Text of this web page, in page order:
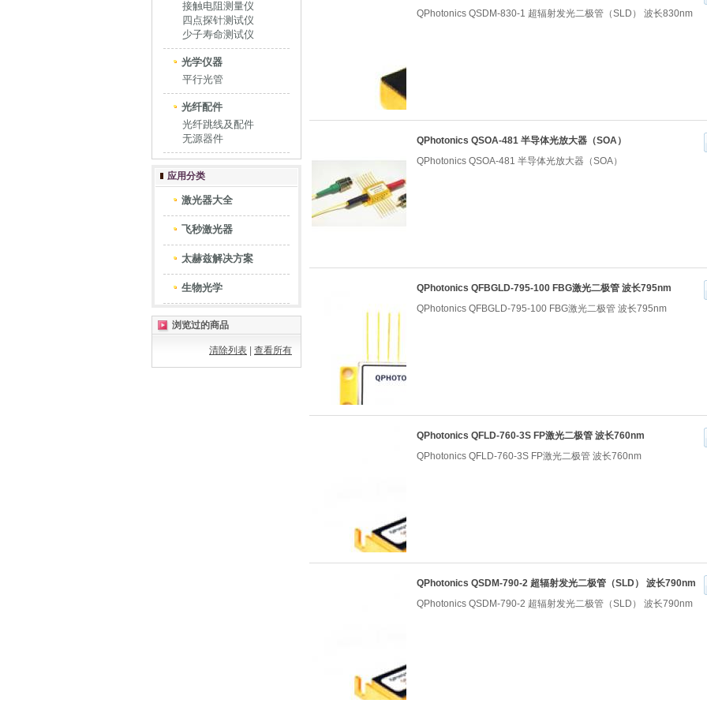
接触电阻测量仪
四点探针测试仪
少子寿命测试仪
光学仪器
平行光管
光纤配件
光纤跳线及配件
无源器件
应用分类
激光器大全
飞秒激光器
太赫兹解决方案
生物光学
浏览过的商品
清除列表 查看所有
QPhotonics QSDM-830-1 超辐射发光二极管（SLD） 波长830nm
QPhotonics QSOA-481 半导体光放大器（SOA）
QPhotonics QSOA-481 半导体光放大器（SOA）
QPhotonics QFBGLD-795-100 FBG激光二极管 波长795nm
QPhotonics QFBGLD-795-100 FBG激光二极管 波长795nm
QPhotonics QFLD-760-3S FP激光二极管 波长760nm
QPhotonics QFLD-760-3S FP激光二极管 波长760nm
QPhotonics QSDM-790-2 超辐射发光二极管（SLD） 波长790nm
QPhotonics QSDM-790-2 超辐射发光二极管（SLD） 波长790nm